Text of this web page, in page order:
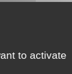
to activate